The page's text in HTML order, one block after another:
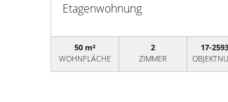
Etagenwohnung
50 m²
WOHNFLÄCHE
2
ZIMMER
17-